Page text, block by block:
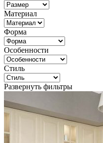
Материал
Форма
Особенности
Стиль
Развернуть фильтры